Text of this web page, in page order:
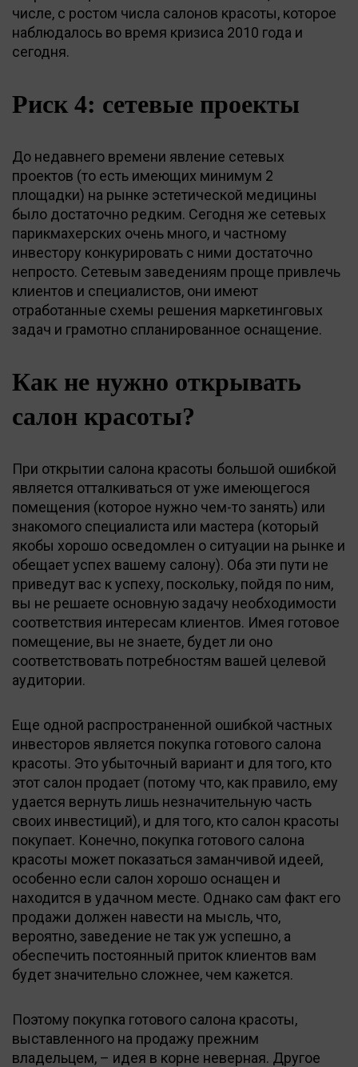
числе, с ростом числа салонов красоты, которое
наблюдалось во время кризиса 2010 года и
сегодня.
Риск 4: сетевые проекты
До недавнего времени явление сетевых
проектов (то есть имеющих минимум 2
площадки) на рынке эстетической медицины
было достаточно редким. Сегодня же сетевых
парикмахерских очень много, и частному
инвестору конкурировать с ними достаточно
непросто. Сетевым заведениям проще привлечь
клиентов и специалистов, они имеют
отработанные схемы решения маркетинговых
задач и грамотно спланированное оснащение.
Как не нужно открывать
салон красоты?
При открытии салона красоты большой ошибкой
является отталкиваться от уже имеющегося
помещения (которое нужно чем-то занять) или
знакомого специалиста или мастера (который
якобы хорошо осведомлен о ситуации на рынке и
обещает успех вашему салону). Оба эти пути не
приведут вас к успеху, поскольку, пойдя по ним,
вы не решаете основную задачу необходимости
соответствия интересам клиентов. Имея готовое
помещение, вы не знаете, будет ли оно
соответствовать потребностям вашей целевой
аудитории.
Еще одной распространенной ошибкой частных
инвесторов является покупка готового салона
красоты. Это убыточный вариант и для того, кто
этот салон продает (потому что, как правило, ему
удается вернуть лишь незначительную часть
своих инвестиций), и для того, кто салон красоты
покупает. Конечно, покупка готового салона
красоты может показаться заманчивой идеей,
особенно если салон хорошо оснащен и
находится в удачном месте. Однако сам факт его
продажи должен навести на мысль, что,
вероятно, заведение не так уж успешно, а
обеспечить постоянный приток клиентов вам
будет значительно сложнее, чем кажется.
Поэтому покупка готового салона красоты,
выставленного на продажу прежним
владельцем, – идея в корне неверная. Другое